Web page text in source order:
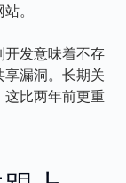
。
发意味着不存
漏洞。长期关
这比两年前更重